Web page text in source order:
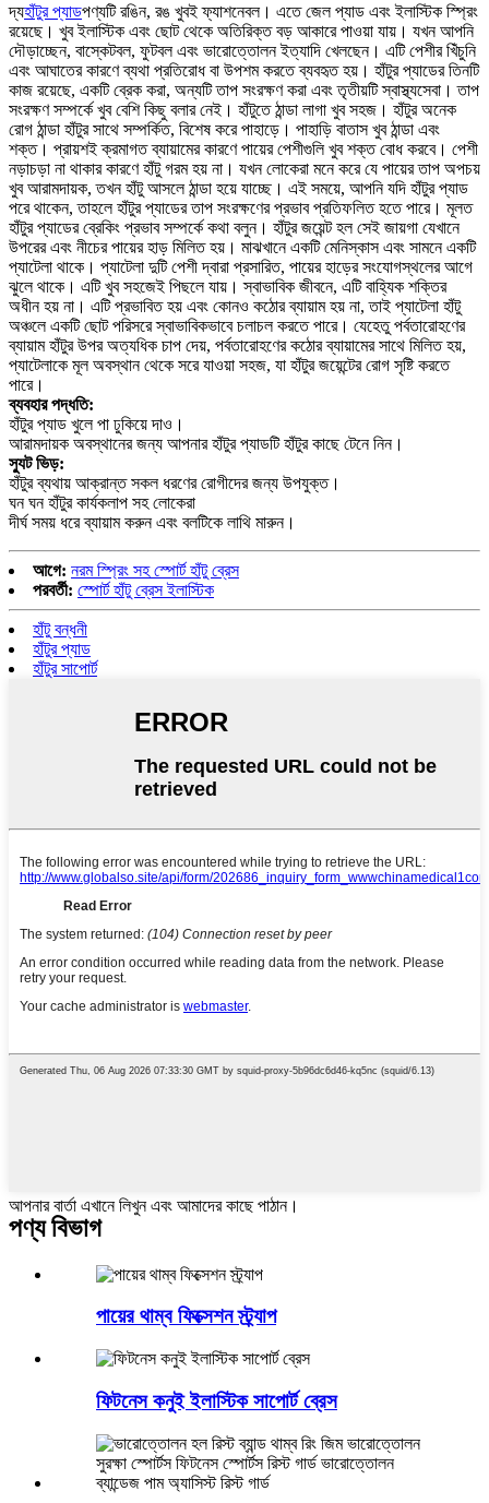
দ্যহাঁটুর প্যাডপণ্যটি রঙিন, রঙ খুবই ফ্যাশনেবল। এতে জেল প্যাড এবং ইলাস্টিক স্প্রিং
রয়েছে। খুব ইলাস্টিক এবং ছোট থেকে অতিরিক্ত বড় আকারে পাওয়া যায়। যখন আপনি
দৌড়াচ্ছেন, বাস্কেটবল, ফুটবল এবং ভারোত্তোলন ইত্যাদি খেলছেন। এটি পেশীর খিঁচুনি
এবং আঘাতের কারণে ব্যথা প্রতিরোধ বা উপশম করতে ব্যবহৃত হয়। হাঁটুর প্যাডের তিনটি
কাজ রয়েছে, একটি ব্রেক করা, অন্যটি তাপ সংরক্ষণ করা এবং তৃতীয়টি স্বাস্থ্যসেবা। তাপ
সংরক্ষণ সম্পর্কে খুব বেশি কিছু বলার নেই। হাঁটুতে ঠান্ডা লাগা খুব সহজ। হাঁটুর অনেক
রোগ ঠান্ডা হাঁটুর সাথে সম্পর্কিত, বিশেষ করে পাহাড়ে। পাহাড়ি বাতাস খুব ঠান্ডা এবং
শক্ত। প্রায়শই ক্রমাগত ব্যায়ামের কারণে পায়ের পেশীগুলি খুব শক্ত বোধ করবে। পেশী
নড়াচড়া না থাকার কারণে হাঁটু গরম হয় না। যখন লোকেরা মনে করে যে পায়ের তাপ অপচয়
খুব আরামদায়ক, তখন হাঁটু আসলে ঠান্ডা হয়ে যাচ্ছে। এই সময়ে, আপনি যদি হাঁটুর প্যাড
পরে থাকেন, তাহলে হাঁটুর প্যাডের তাপ সংরক্ষণের প্রভাব প্রতিফলিত হতে পারে। মূলত
হাঁটুর প্যাডের ব্রেকিং প্রভাব সম্পর্কে কথা বলুন। হাঁটুর জয়েন্ট হল সেই জায়গা যেখানে
উপরের এবং নীচের পায়ের হাড় মিলিত হয়। মাঝখানে একটি মেনিস্কাস এবং সামনে একটি
প্যাটেলা থাকে। প্যাটেলা দুটি পেশী দ্বারা প্রসারিত, পায়ের হাড়ের সংযোগস্থলের আগে
ঝুলে থাকে। এটি খুব সহজেই পিছলে যায়। স্বাভাবিক জীবনে, এটি বাহ্যিক শক্তির
অধীন হয় না। এটি প্রভাবিত হয় এবং কোনও কঠোর ব্যায়াম হয় না, তাই প্যাটেলা হাঁটু
অঞ্চলে একটি ছোট পরিসরে স্বাভাবিকভাবে চলাচল করতে পারে। যেহেতু পর্বতারোহণের
ব্যায়াম হাঁটুর উপর অত্যধিক চাপ দেয়, পর্বতারোহণের কঠোর ব্যায়ামের সাথে মিলিত হয়,
প্যাটেলাকে মূল অবস্থান থেকে সরে যাওয়া সহজ, যা হাঁটুর জয়েন্টের রোগ সৃষ্টি করতে
পারে।
ব্যবহার পদ্ধতি:
হাঁটুর প্যাড খুলে পা ঢুকিয়ে দাও।
আরামদায়ক অবস্থানের জন্য আপনার হাঁটুর প্যাডটি হাঁটুর কাছে টেনে নিন।
স্যুট ভিড়:
হাঁটুর ব্যথায় আক্রান্ত সকল ধরণের রোগীদের জন্য উপযুক্ত।
ঘন ঘন হাঁটুর কার্যকলাপ সহ লোকেরা
দীর্ঘ সময় ধরে ব্যায়াম করুন এবং বলটিকে লাথি মারুন।
আগে: নরম স্প্রিং সহ স্পোর্ট হাঁটু ব্রেস
পরবর্তী: স্পোর্ট হাঁটু ব্রেস ইলাস্টিক
হাঁটু বন্ধনী
হাঁটুর প্যাড
হাঁটুর সাপোর্ট
আপনার বার্তা এখানে লিখুন এবং আমাদের কাছে পাঠান।
পণ্য বিভাগ
পায়ের থাম্ব ফিক্সেশন স্ট্র্যাপ
ফিটনেস কনুই ইলাস্টিক সাপোর্ট ব্রেস